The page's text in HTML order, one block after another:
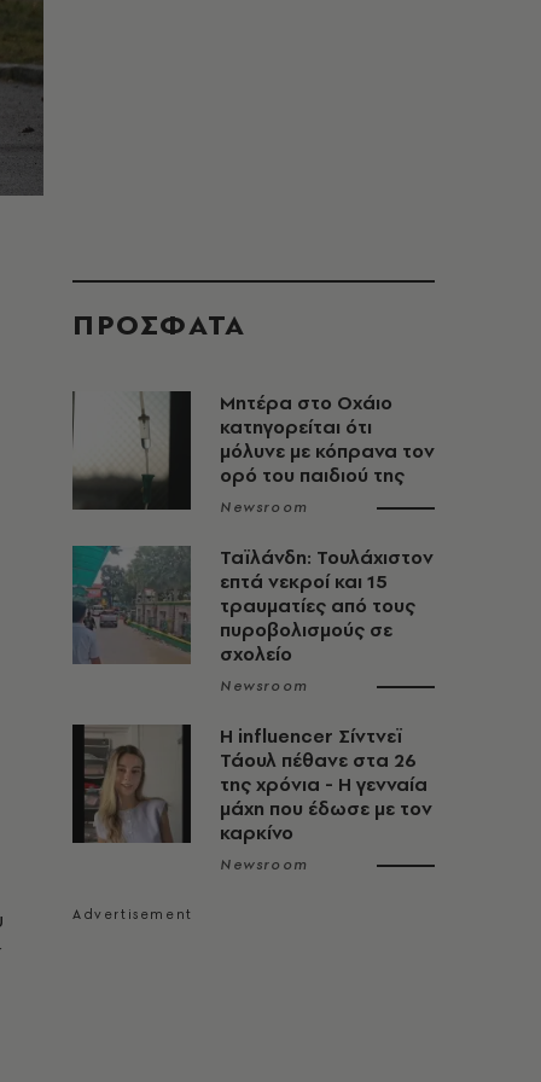
ΠΡΟΣΦΑΤΑ
Μητέρα στο Οχάιο
κατηγορείται ότι
μόλυνε με κόπρανα τον
ορό του παιδιού της
Newsroom
Ταϊλάνδη: Τουλάχιστον
επτά νεκροί και 15
τραυματίες από τους
πυροβολισμούς σε
σχολείο
Newsroom
Η influencer Σίντνεϊ
Τάουλ πέθανε στα 26
της χρόνια - Η γενναία
μάχη που έδωσε με τον
καρκίνο
Newsroom